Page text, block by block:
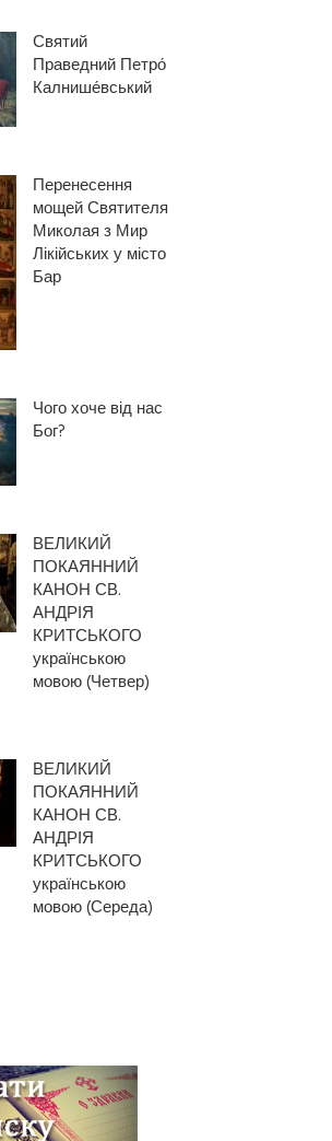
Святий
Праведний Петро́
Калнише́вський
Перенесення
мощей Святителя
Миколая з Мир
Лікійських у місто
Бар
Чого хоче від нас
Бог?
ВЕЛИКИЙ
ПОКАЯННИЙ
КАНОН СВ.
АНДРІЯ
КРИТСЬКОГО
українською
мовою (Четвер)
ВЕЛИКИЙ
ПОКАЯННИЙ
КАНОН СВ.
АНДРІЯ
КРИТСЬКОГО
українською
мовою (Середа)